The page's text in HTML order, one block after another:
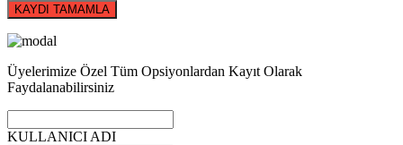
KAYDI TAMAMLA
Üyelerimize Özel Tüm Opsiyonlardan Kayıt Olarak
Faydalanabilirsiniz
KULLANICI ADI